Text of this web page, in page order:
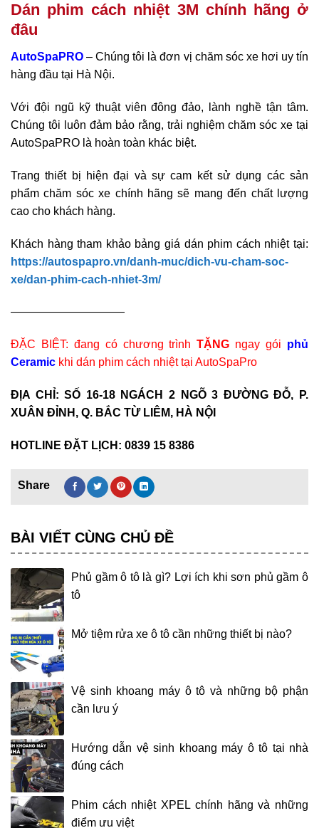
Dán phim cách nhiệt 3M chính hãng ở
đâu
AutoSpaPRO – Chúng tôi là đơn vị chăm sóc xe hơi uy tín
hàng đầu tại Hà Nội.
Với đội ngũ kỹ thuật viên đông đảo, lành nghề tận tâm.
Chúng tôi luôn đảm bảo rằng, trải nghiệm chăm sóc xe tại
AutoSpaPRO là hoàn toàn khác biệt.
Trang thiết bị hiện đại và sự cam kết sử dụng các sản
phẩm chăm sóc xe chính hãng sẽ mang đến chất lượng
cao cho khách hàng.
Khách hàng tham khảo bảng giá dán phim cách nhiệt tại:
https://autospapro.vn/danh-muc/dich-vu-cham-soc-
xe/dan-phim-cach-nhiet-3m/
——————————
ĐẶC BIỆT: đang có chương trìnhTẶNG ngay gói phủ
Ceramic khi dán phim cách nhiệt tại AutoSpaPro
ĐỊA CHỈ: SỐ 16-18 NGÁCH 2 NGÕ 3 ĐƯỜNG ĐỖ, P.
XUÂN ĐỈNH, Q. BẮC TỪ LIÊM, HÀ NỘI
HOTLINE ĐẶT LỊCH: 0839 15 8386
BÀI VIẾT CÙNG CHỦ ĐỀ
Phủ gầm ô tô là gì? Lợi ích khi sơn phủ gầm ô
tô
Mở tiệm rửa xe ô tô cần những thiết bị nào?
Vệ sinh khoang máy ô tô và những bộ phận
cần lưu ý
Hướng dẫn vệ sinh khoang máy ô tô tại nhà
đúng cách
Phim cách nhiệt XPEL chính hãng và những
điểm ưu việt